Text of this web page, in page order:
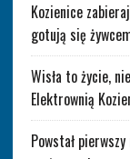
Kozienice
gotują się
Wisła to życie,
Elektrownią
Powstał